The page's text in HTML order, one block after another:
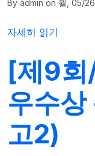
By admin on 월, 05/
[제10회/2014년/그
자세히 읽기
[제9
우수
고2)